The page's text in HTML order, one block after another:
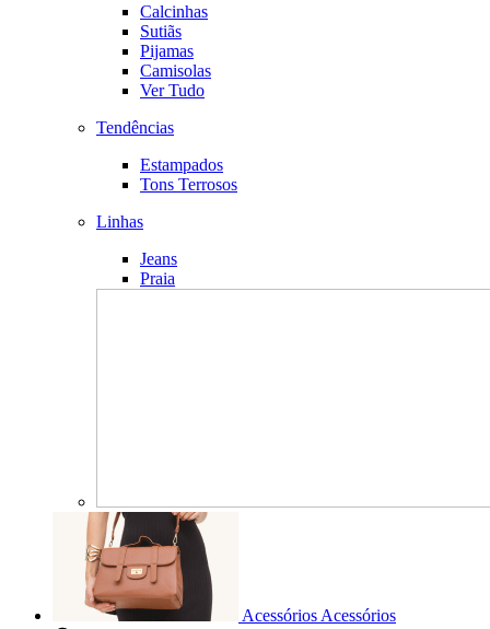
Calcinhas
Sutiãs
Pijamas
Camisolas
Ver Tudo
Tendências
Estampados
Tons Terrosos
Linhas
Jeans
Praia
Acessórios Acessórios